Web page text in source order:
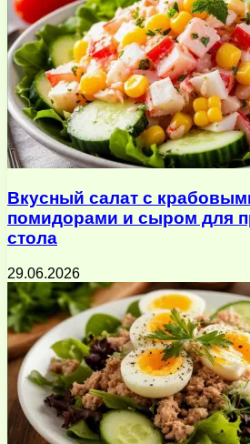
Вкусный салат с
помидорами и сыром для
стола
29.06.2026